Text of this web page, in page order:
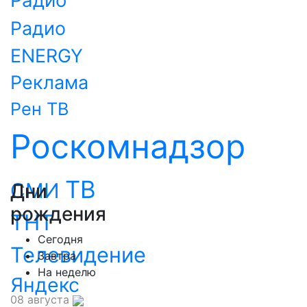
Радио
ENERGY
Реклама
Рен ТВ
Роскомнадзор
СМИ ТВ
ТНТ
Телевидение
Яндекс
Дни
рождения
Сегодня
Завтра
На неделю
08 августа